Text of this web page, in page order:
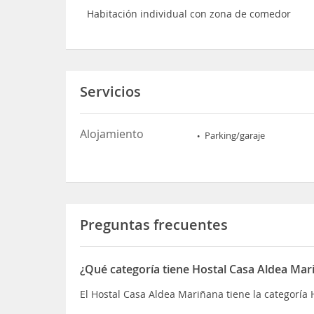
Habitación individual con zona de comedor
Servicios
Alojamiento Parking/garaje
Preguntas frecuentes
¿Qué categoría tiene Hostal Casa Aldea
El Hostal Casa Aldea Mariñana tiene la categoría